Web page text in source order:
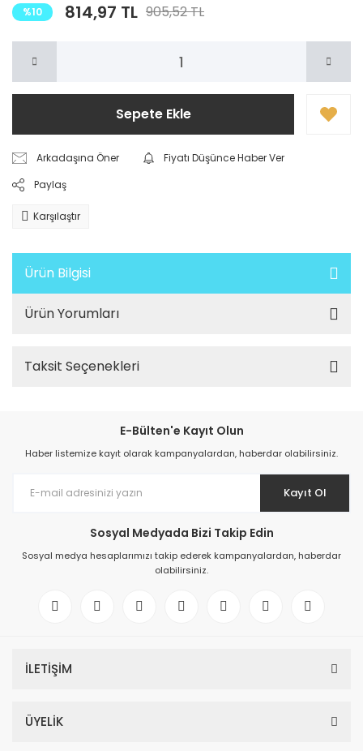
%10 814,97 TL 905,52 TL
Sepete Ekle
Arkadaşına Öner
Fiyatı Düşünce Haber Ver
Paylaş
Karşılaştır
Ürün Bilgisi
Ürün Yorumları
Taksit Seçenekleri
E-Bülten'e Kayıt Olun
Haber listemize kayıt olarak kampanyalardan, haberdar olabilirsiniz.
Kayıt Ol
Sosyal Medyada Bizi Takip Edin
Sosyal medya hesaplarımızı takip ederek kampanyalardan, haberdar
olabilirsiniz.
İLETİŞİM
ÜYELİK